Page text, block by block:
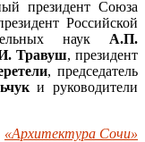
президент Союза
Российской
наук А.П.
Травуш, президент
, председатель
и руководители
«Архитектура Сочи»